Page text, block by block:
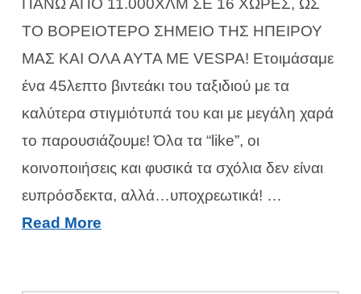
ΠΑΝΩ ΑΠΟ 11.000ΧΛΜ ΣΕ 16 ΧΩΡΕΣ, ΩΣ
ΤΟ ΒΟΡΕΙΟΤΕΡΟ ΣΗΜΕΙΟ ΤΗΣ ΗΠΕΙΡΟΥ
ΜΑΣ ΚΑΙ ΟΛΑ ΑΥΤΑ ΜΕ VESPA! Ετοιμάσαμε
ένα 45λεπτο βιντεάκι του ταξιδιού με τα
καλύτερα στιγμιότυπά του και με μεγάλη χαρά
το παρουσιάζουμε! Όλα τα “like”, οι
κοινοποιήσεις και φυσικά τα σχόλια δεν είναι
ευπρόσδεκτα, αλλά…υποχρεωτικά! …
Read More